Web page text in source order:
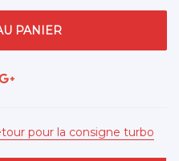
pour la consigne turbo